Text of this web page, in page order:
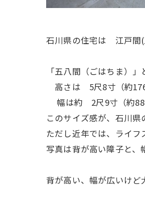
石川県の住宅は 江戸間
「五八間（ごはちま）
高さは 5尺8寸（約
幅は約 2尺9寸（約
このサイズ感が、石川県
ただし近年では、ライフ
写真は背が高い障子と、
背が高い、幅が広いけど